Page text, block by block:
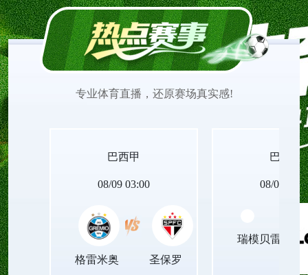
赛。平台致力于提供清晰稳定、低延迟的直播体
专业体育直播，还原赛场真实感!
巴西甲
08/09 03:00
格雷米奥 圣保罗
巴西甲
08/09
瑞模贝雷